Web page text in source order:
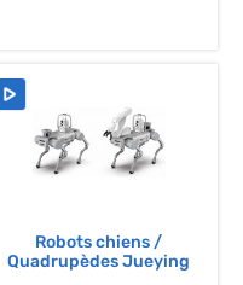
Robots chiens /
Quadrupèdes Jueying